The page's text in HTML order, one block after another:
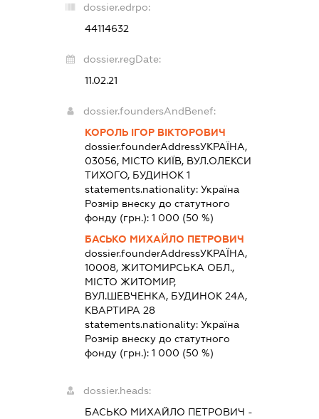
dossier.edrpo:
44114632
dossier.regDate:
11.02.21
dossier.foundersAndBenef:
КОРОЛЬ ІГОР ВІКТОРОВИЧ
dossier.founderAddressУКРАЇНА,
03056, МІСТО КИЇВ, ВУЛ.ОЛЕКСИ
ТИХОГО, БУДИНОК 1
statements.nationality: Україна
Розмір внеску до статутного
фонду (грн.): 1 000 (50 %)
БАСЬКО МИХАЙЛО ПЕТРОВИЧ
dossier.founderAddressУКРАЇНА,
10008, ЖИТОМИРСЬКА ОБЛ.,
МІСТО ЖИТОМИР,
ВУЛ.ШЕВЧЕНКА, БУДИНОК 24А,
КВАРТИРА 28
statements.nationality: Україна
Розмір внеску до статутного
фонду (грн.): 1 000 (50 %)
dossier.heads:
БАСЬКО МИХАЙЛО ПЕТРОВИЧ -